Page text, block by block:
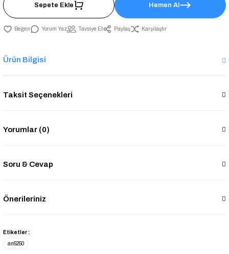
Sepete Ekle Hemen Al
Yorum Yaz Tavsiye Et Paylaş Karşılaştır
Ürün Bilgisi
Taksit Seçenekleri
Yorumlar (0)
Soru & Cevap
Önerileriniz
Etiketler :
an5250